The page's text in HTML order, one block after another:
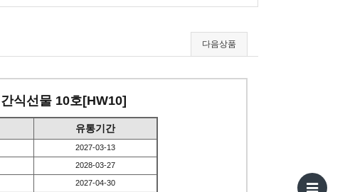
다음상품
식선물 10호[HW10]
유통기간
2027-03-13
2028-03-27
2027-04-30